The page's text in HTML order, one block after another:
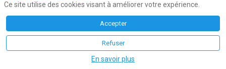
Ce site utilise des cookies visant à améliorer votre expérience.
Accepter
Refuser
En savoir plus